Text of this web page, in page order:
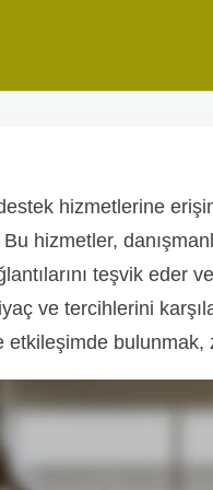
hizmetlerine
hizmetler,
teşvik eder
ve tercihlerini
bulunmak,